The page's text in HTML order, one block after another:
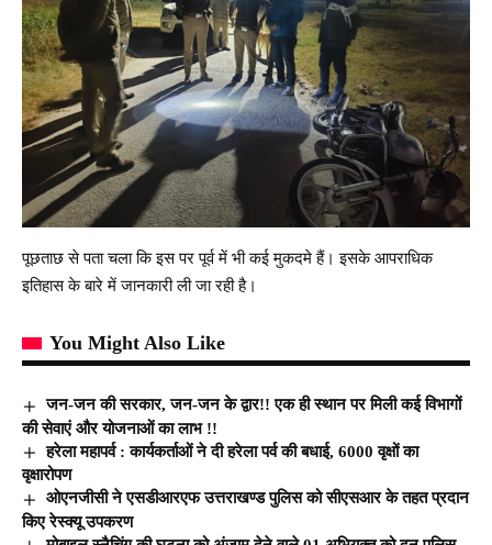
पूछताछ से पता चला कि इस पर पूर्व में भी कई मुकदमे हैं। इसके आपराधिक
इतिहास के बारे में जानकारी ली जा रही है।
You Might Also Like
जन-जन की सरकार, जन-जन के द्वार!! एक ही स्थान पर मिली कई विभागों
की सेवाएं और योजनाओं का लाभ !!
हरेला महापर्व : कार्यकर्ताओं ने दी हरेला पर्व की बधाई, 6000 वृक्षों का
वृक्षारोपण
ओएनजीसी ने एसडीआरएफ उत्तराखण्ड पुलिस को सीएसआर के तहत प्रदान
किए रेस्क्यू उपकरण